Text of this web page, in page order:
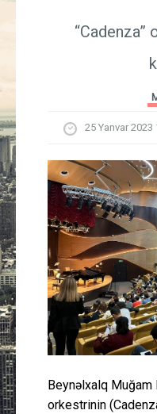
25 Yanvar 2023
Beynəlxalq Muğam
orkestrinin